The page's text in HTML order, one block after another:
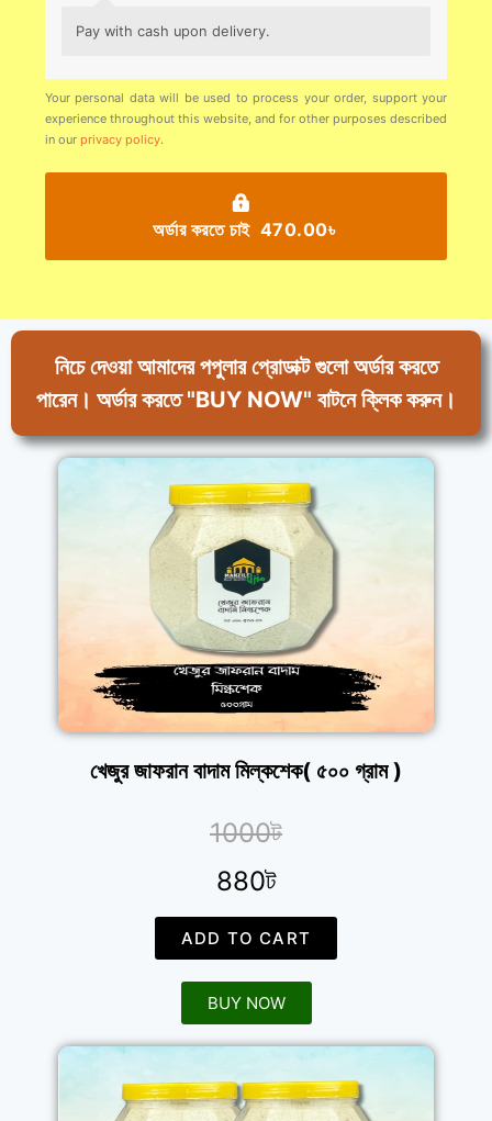
Pay with cash upon delivery.
Your personal data will be used to process your order, support your
experience throughout this website, and for other purposes described
in our privacy policy.
অর্ডার করতে চাই 470.00৳
নিচে দেওয়া আমাদের পপুলার প্রোডাক্ট গুলো অর্ডার করতে
পারেন। অর্ডার করতে "BUY NOW" বাটনে ক্লিক করুন।
খেজুর জাফরান বাদাম মিল্কশেক( ৫০০ গ্রাম )
1000ট
880ট
ADD TO CART
BUY NOW